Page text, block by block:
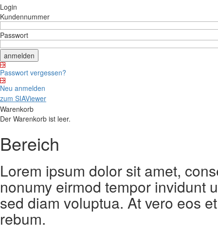
Login
Kundennummer
Passwort
Passwort vergessen?
Neu anmelden
zum SIAViewer
Warenkorb
Der Warenkorb ist leer.
Bereich
Lorem ipsum dolor sit amet,
nonumy eirmod tempor invidunt
sed diam voluptua. At vero eos
rebum.